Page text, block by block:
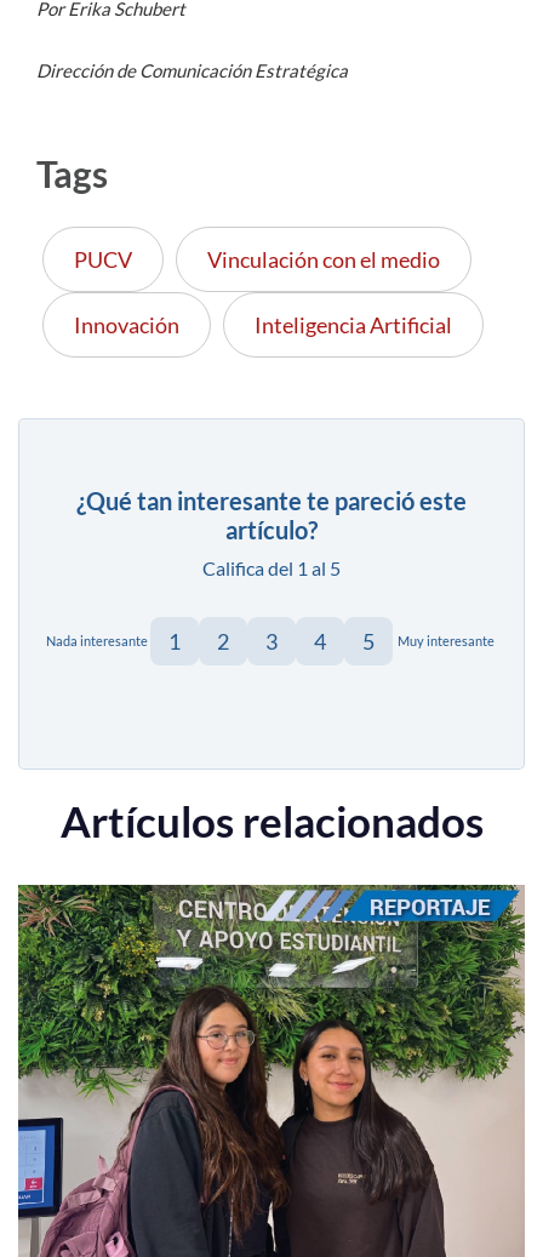
Por Erika Schubert
Dirección de Comunicación Estratégica
Tags
PUCV Vinculación con el medio
Innovación Inteligencia Artificial
¿Qué tan interesante te pareció este
artículo?
Califica del 1 al 5
Nada interesante 1 2 3 4 5 Muy interesante
Artículos relacionados